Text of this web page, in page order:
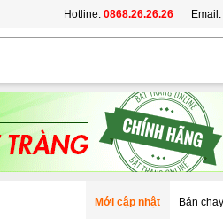
Hotline: 0868.26.26.26 Email:
Mới cập nhật Bán